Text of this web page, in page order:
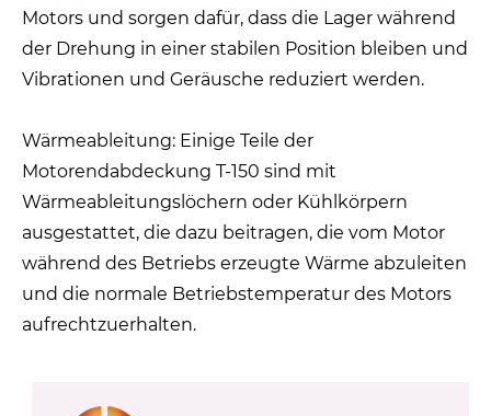
Motors und sorgen dafür, dass die Lager während
der Drehung in einer stabilen Position bleiben und
Vibrationen und Geräusche reduziert werden.
Wärmeableitung: Einige Teile der
Motorendabdeckung T-150 sind mit
Wärmeableitungslöchern oder Kühlkörpern
ausgestattet, die dazu beitragen, die vom Motor
während des Betriebs erzeugte Wärme abzuleiten
und die normale Betriebstemperatur des Motors
aufrechtzuerhalten.